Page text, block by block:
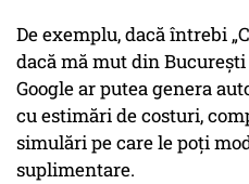
De exemplu, dacă întrebi
dacă mă mut din
Google ar putea genera
cu estimări de costuri,
simulări pe care le poți
suplimentare.